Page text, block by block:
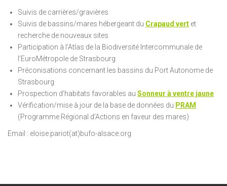
Suivis de carrières/gravières
Suivis de bassins/mares hébergeant du Crapaud vert et
recherche de nouveaux sites
Participation à l’Atlas de la Biodiversité Intercommunale de
l’EuroMétropole de Strasbourg
Préconisations concernant les bassins du Port Autonome de
Strasbourg
Prospection d’habitats favorables au Sonneur à ventre jaune
Vérification/mise à jour de la base de données du PRAM
(Programme Régional d’Actions en faveur des mares)
Email : eloise.pariot(at)bufo-alsace.org